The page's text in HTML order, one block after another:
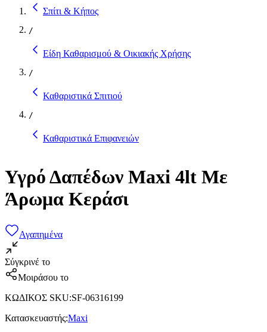
Σπίτι & Κήπος
/
Είδη Καθαρισμού & Οικιακής Χρήσης
/
Καθαριστικά Σπιτιού
/
Καθαριστικά Επιφανειών
Υγρό Δαπέδων Maxi 4lt Με
Άρωμα Κεράσι
Αγαπημένα
Σύγκρινέ το
Μοιράσου το
ΚΩΔΙΚΟΣ SKU:SF-06316199
Κατασκευαστής:Maxi